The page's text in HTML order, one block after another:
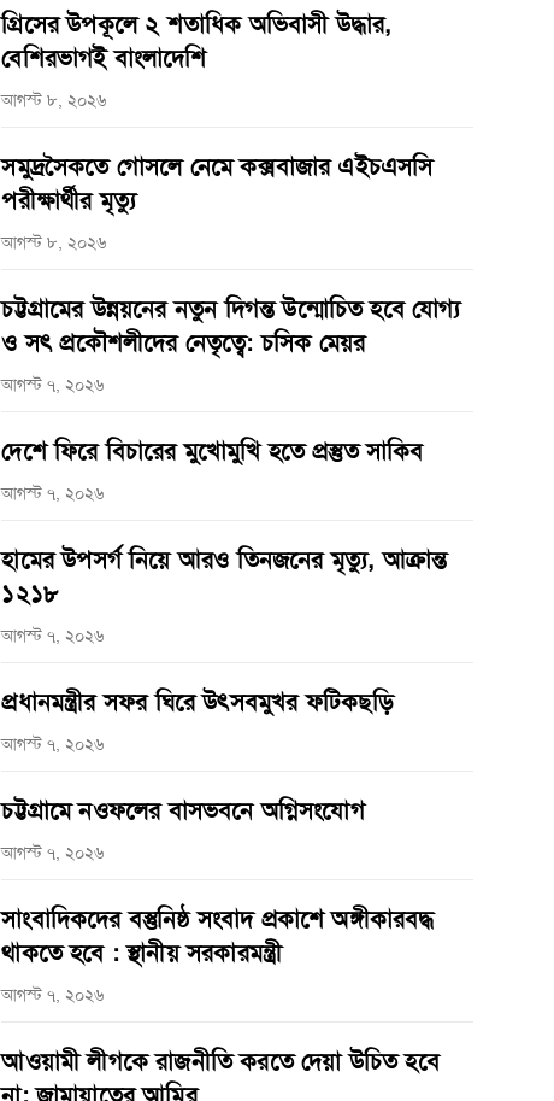
গ্রিসের উপকূলে ২ শতাধিক অভিবাসী উদ্ধার,
বেশিরভাগই বাংলাদেশি
আগস্ট ৮, ২০২৬
সমুদ্রসৈকতে গোসলে নেমে কক্সবাজার এইচএসসি
পরীক্ষার্থীর মৃত্যু
আগস্ট ৮, ২০২৬
চট্টগ্রামের উন্নয়নের নতুন দিগন্ত উন্মোচিত হবে যোগ্য
ও সৎ প্রকৌশলীদের নেতৃত্বে: চসিক মেয়র
আগস্ট ৭, ২০২৬
দেশে ফিরে বিচারের মুখোমুখি হতে প্রস্তুত সাকিব
আগস্ট ৭, ২০২৬
হামের উপসর্গ নিয়ে আরও তিনজনের মৃত্যু, আক্রান্ত
১২১৮
আগস্ট ৭, ২০২৬
প্রধানমন্ত্রীর সফর ঘিরে উৎসবমুখর ফটিকছড়ি
আগস্ট ৭, ২০২৬
চট্টগ্রামে নওফলের বাসভবনে অগ্নিসংযোগ
আগস্ট ৭, ২০২৬
সাংবাদিকদের বস্তুনিষ্ঠ সংবাদ প্রকাশে অঙ্গীকারবদ্ধ
থাকতে হবে : স্থানীয় সরকারমন্ত্রী
আগস্ট ৭, ২০২৬
আওয়ামী লীগকে রাজনীতি করতে দেয়া উচিত হবে